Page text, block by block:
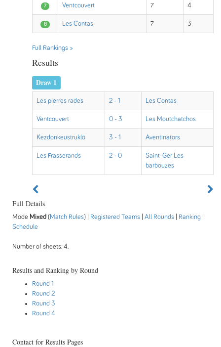
7 Ventcouvert 7 4
8 Les Contas 7 3
Full Rankings »
Results
Draw 1
Les pierres rades 2 - 1 Les Contas
Ventcouvert 0 - 3 Les Moutchatchos
Kezdonkeustruklö 3 - 1 Aventinators
Les Frasserands 2 - 0
Saint-Ger Les
barbouzes
Full Details
Mode Mixed (Match Rules) | Registered Teams All Rounds Ranking
Schedule
Number of sheets: 4.
Results and Ranking by Round
Round 1
Round 2
Round 3
Round 4
Contact for Results Pages